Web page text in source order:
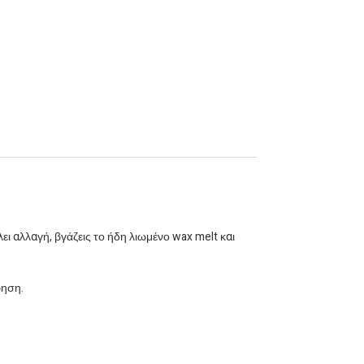
καρύδας
αλλαγή, βγάζεις το ήδη λιωμένο wax melt και